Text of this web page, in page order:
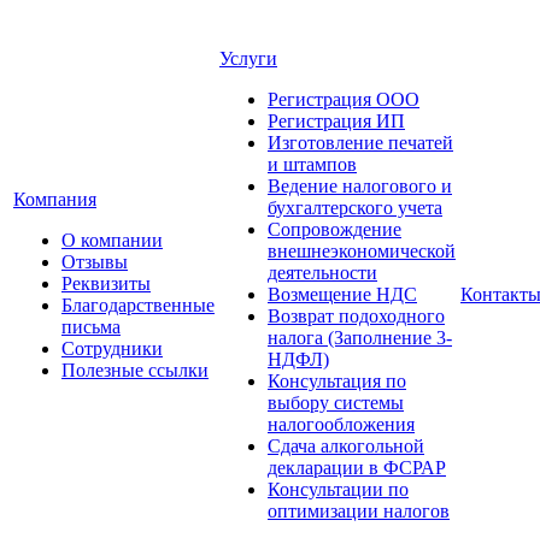
Компания
О компании
Отзывы
Реквизиты
Благодарственные
письма
Сотрудники
Полезные ссылки
Услуги
Регистрация ООО
Регистрация ИП
Изготовление печатей
и штампов
Ведение налогового и
бухгалтерского учета
Сопровождение
внешнеэкономической
деятельности
Возмещение НДС
Возврат подоходного
налога (Заполнение 3-
НДФЛ)
Консультация по
выбору системы
налогообложения
Сдача алкогольной
декларации в ФСРАР
Консультации по
оптимизации налогов
Контакты